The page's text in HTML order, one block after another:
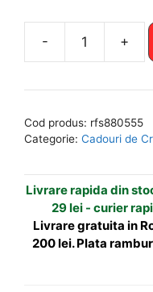
-
si
+
e
n
t
i
Cod produs: rfs880555
Categorie: Cadouri de
Livrare rapida din
29 lei - curier
Livrare gratuita in
200 lei. Plata